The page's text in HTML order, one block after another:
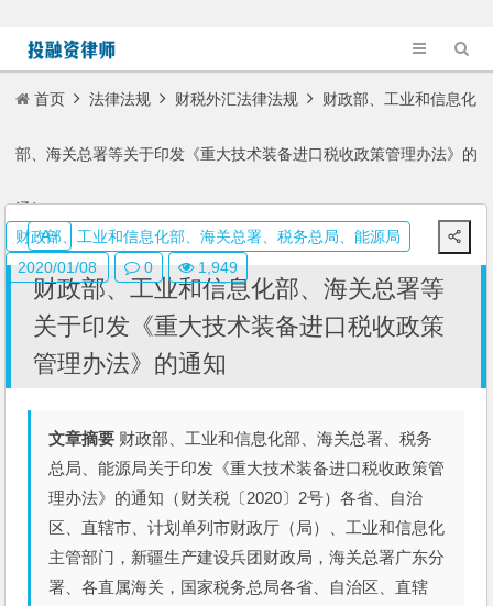
首页 法律法规 财税外汇法律法规 财政部、工业和信息化
部、海关总署等关于印发《重大技术装备进口税收政策管理办法》的
通知
财政部、工业和信息化部、海关总署等
关于印发《重大技术装备进口税收政策
管理办法》的通知
文章摘要 财政部、工业和信息化部、海关总署、税务
总局、能源局关于印发《重大技术装备进口税收政策管
理办法》的通知（财关税〔2020〕2号）各省、自治
区、直辖市、计划单列市财政厅（局）、工业和信息化
主管部门，新疆生产建设兵团财政局，海关总署广东分
署、各直属海关，国家税务总局各省、自治区、直辖
财政部、工业和信息化部、海关总署、税务总局、能源局
2020/01/08
0 1,949
A+